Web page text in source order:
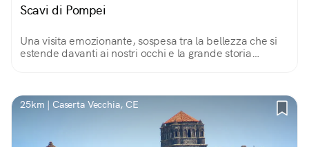
Scavi di Pompei
Una visita emozionante, sospesa tra la bellezza che si
estende davanti ai nostri occhi e la grande storia
25km | Caserta Vecchia, CE